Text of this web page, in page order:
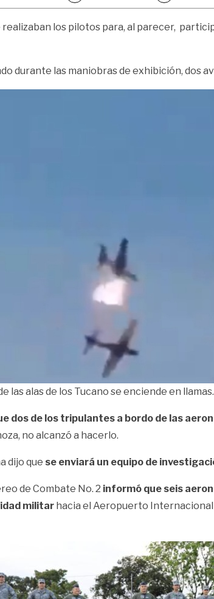
los pilotos para, al parecer,
durante las maniobras de exhibición, dos
las alas de los Tucano se enciende en llamas.
dos de los tripulantes a bordo de las
no alcanzó a hacerlo.
dijo que se enviará un equipo de
de Combate No. 2 informó que seis
militar hacia el Aeropuerto Internacional